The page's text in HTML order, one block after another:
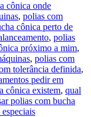
cônica onde
, polias com
cônica perto de
, polias
próximo a mim,
, polias com
tolerância definida,
pedir em
cônica existem, qual
polias com bucha